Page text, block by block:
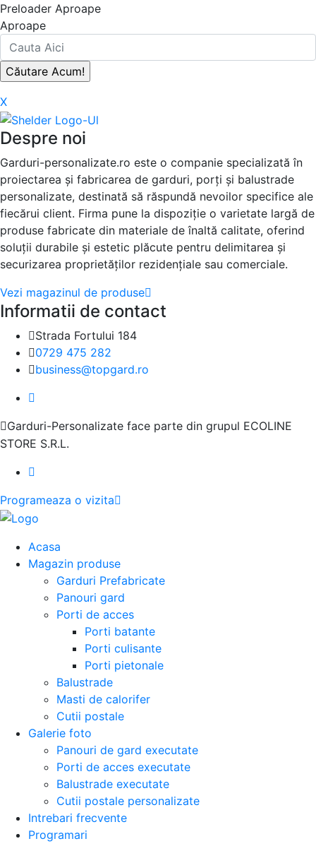
Preloader Aproape
Aproape
X
Despre noi
Garduri-personalizate.ro este o companie specializată în
proiectarea și fabricarea de garduri, porți și balustrade
personalizate, destinată să răspundă nevoilor specifice ale
fiecărui client. Firma pune la dispoziție o varietate largă de
produse fabricate din materiale de înaltă calitate, oferind
soluții durabile și estetic plăcute pentru delimitarea și
securizarea proprietăților rezidențiale sau comerciale.
Vezi magazinul de produse
Informatii de contact
Strada Fortului 184
0729 475 282
business@topgard.ro
Garduri-Personalizate face parte din grupul ECOLINE
STORE S.R.L.
Programeaza o vizita
Acasa
Magazin produse
Garduri Prefabricate
Panouri gard
Porti de acces
Porti batante
Porti culisante
Porti pietonale
Balustrade
Masti de calorifer
Cutii postale
Galerie foto
Panouri de gard executate
Porti de acces executate
Balustrade executate
Cutii postale personalizate
Intrebari frecvente
Programari